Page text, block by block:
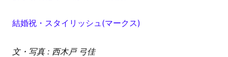
結婚祝・スタイリッシュ(マークス)
文・写真 : 西木戸 弓佳